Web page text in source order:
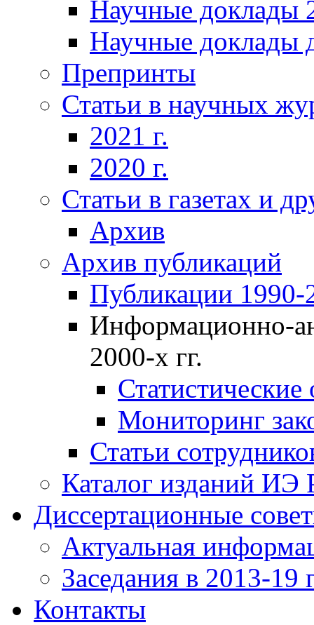
Научные доклады
Научные доклады
Препринты
Статьи в научных
2021 г.
2020 г.
Статьи в газетах и
Архив
Архив публикаций
Публикации 1990-
Информационно-
2000-х гг.
Мониторинг
Статьи
Каталог изданий ИЭ
Диссертационные
Актуальная
Заседания в 2013-19
Контакты